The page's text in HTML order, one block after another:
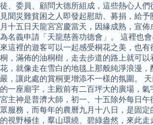
徒、委員、顧問大德所組成，這些熱心人們
見聞災難貧困之人即發起慰助、募捐，給
月十五日天龍宮宮慶當天，因緣成熟，宣
為名義申請「天龍慈善功德會」。 這裡也
來這裡的遊客可以一起感受桐花之美，也有
桐，滿佈的油桐樹，走去步道的路上就可以
花，就像走在雪白的地毯上那般純淨浪漫，
嚴，讓此處的賞桐更增添不一樣的氛圍。
的一座廟宇，主殿前有二百坪大的廣場，
宮主神是普濟大師，初一、十五除外每日午
眾服務，而每年的農曆九月十八日，是固定
的視野極佳，羣山環繞、碧綠盎然，來此走